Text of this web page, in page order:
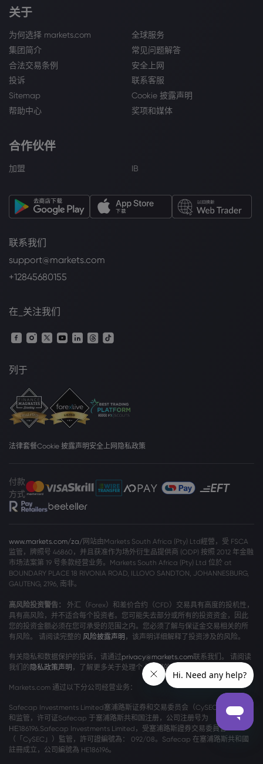
关于
为何选择 markets.com
全球服务
集团简介
常见问题解答
合法交易条例
安全上网
投诉
联系客服
Sitemap
Cookie 披露声明
帮助中心
奖项和媒体
合作伙伴
加盟 IB
联系我们
support@markets.com
+12845680155
在_关注我们
列于
法律套餐Cookie 披露声明 安全上网 隐私政策
付款
方式
www.markets.com/za/网站由Markets South Africa (Pty) Ltd經營，受 FSCA
监管，牌照号 46860，并且获准作为场外衍生品提供商 (ODP) 按照 2012 年金融
市场法案第 19 号条款经营业务。Markets South Africa (Pty) Ltd 位於 at
BOUNDARY PLACE 18 RIVONIA ROAD, ILLOVO SANDTON, JOHANNESBURG,
GAUTENG, 2196, 南非。
高风险投资警告：
外汇（Forex）和差价合约（CFD）交易具有高度的投机性，
具有高风险，并不适合每个投资者。您可能失去部分或所有的投资资金，因此
您的投资金额必须在您可承受的范围之内。您必须了解与保证金交易相关的所
有风险。 请阅读完整的 风险披露声明 ，该声明详细解释了投资涉及的风险。
有关隐私和数据保护的投诉，请通过privacy@markets.com联系我们。 请阅读
我们的 隐私政策声明 ，了解更多关于处理个人数据的信息。
Markets.com 通过以下分公司经营业务：
Safecap Investments Limited塞浦路斯证券和交易委员会（CySEC）颁发牌照
和监管，许可证Safecap 于塞浦路斯共和国注册，公司注册号为
ΗΕ186196.Safecap Investments Limited，受塞浦路斯證券交易委員會
（「CySEC」）監管，許可證編號為： 092/08。Safecap 在塞浦路斯共和國
註冊成立，公司編號為 HE186196。